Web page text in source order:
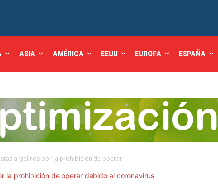
ASIA AMÉRICA EEUU EUROPA ESPAÑA
argelinos por la prohibición de operar